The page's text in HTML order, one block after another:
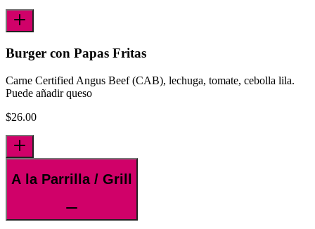
Burger con Papas Fritas
Carne Certified Angus Beef (CAB), lechuga, tomate, cebolla lila.
Puede añadir queso
$26.00
A la Parrilla / Grill